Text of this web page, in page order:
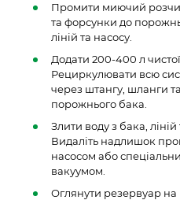
Промити миючий
та форсунки до
ліній та насосу.
Додати 200-400 л
Рециркулювати всю
через штангу, шланги
порожнього бака.
Злити воду з бака, ліній
Видаліть надлишок
насосом або
вакуумом.
Оглянути резервуар на